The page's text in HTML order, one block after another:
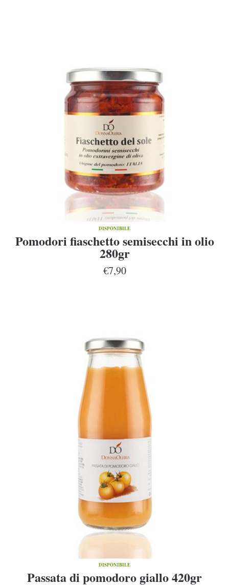
DISPONIBILE
Pomodori fiaschetto semisecchi in olio
280gr
€7,90
DISPONIBILE
Passata di pomodoro giallo 420gr